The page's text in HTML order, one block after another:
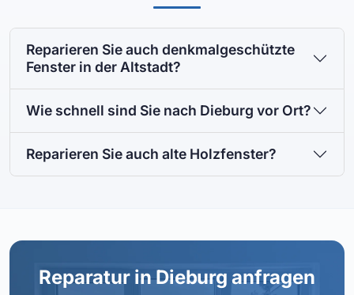
Reparieren Sie auch denkmalgeschützte
Fenster in der Altstadt?
Wie schnell sind Sie nach Dieburg vor Ort?
Reparieren Sie auch alte Holzfenster?
Reparatur in Dieburg anfragen